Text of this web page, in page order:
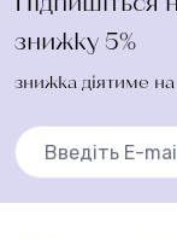
знижку 5%
знижка діятиме